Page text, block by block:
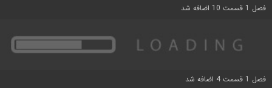
فصل 1 قسمت 10 اضافه شد
فصل 1 قسمت 4 اضافه شد